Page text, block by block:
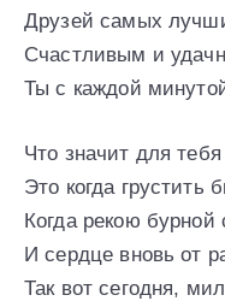
Друзей самых
Счастливым и
Ты с каждой
Что значит для
Это когда грустить
Когда рекою бурной
И сердце вновь от
Так вот сегодня,